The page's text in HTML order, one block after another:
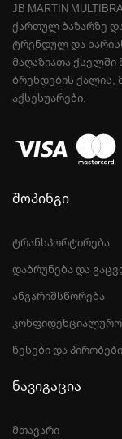
JB MARTIN
ᲥᲐᲠᲗᲣᲚ ᲑᲐᲖᲐᲠᲖᲔ
ᲢᲠᲔᲜᲓᲣᲚ ᲓᲐ
ᲛᲐᲦᲐᲖᲘᲐᲗᲐ
ᲑᲠᲔᲜᲓᲔᲑᲘᲡ ᲥᲐᲚᲘᲡ,
ᲐᲥᲡᲔᲡᲣᲐᲠᲔᲑᲘ.
შოპინგი
ტრანსპორტირება
დაბრუნება და
ანგარიშსწორება
წესები და პირობები
ნავიგაცია
მთავარი